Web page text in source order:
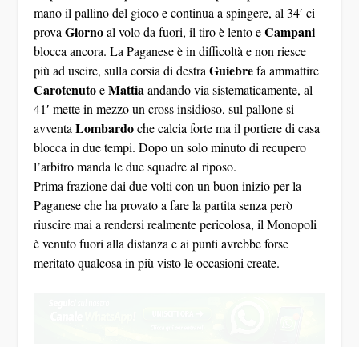
mano il pallino del gioco e continua a spingere, al 34′ ci
provaGiorno al volo da fuori, il tiro è lento eCampani
blocca ancora. La Paganese è in difficoltà e non riesce
più ad uscire, sulla corsia di destraGuiebrefa ammattire
CarotenutoeMattia andando via sistematicamente, al
41′ mette in mezzo un cross insidioso, sul pallone si
avventaLombardoche calcia forte ma il portiere di casa
blocca in due tempi. Dopo un solo minuto di recupero
l’arbitro manda le due squadre al riposo.
Prima frazione dai due volti con un buon inizio per la
Paganese che ha provato a fare la partita senza però
riuscire mai a rendersi realmente pericolosa, il Monopoli
è venuto fuori alla distanza e ai punti avrebbe forse
meritato qualcosa in più visto le occasioni create.